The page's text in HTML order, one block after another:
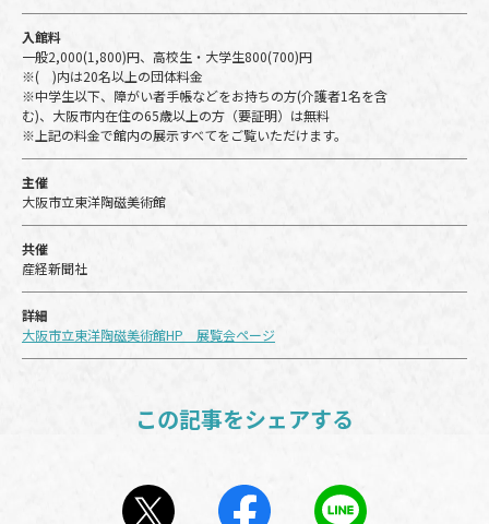
入館料
一般2,000(1,800)円、高校生・大学生800(700)円
※( )内は20名以上の団体料金
※中学生以下、障がい者手帳などをお持ちの方(介護者1名を含
む)、大阪市内在住の65歳以上の方（要証明）は無料
※上記の料金で館内の展示すべてをご覧いただけます。
主催
大阪市立東洋陶磁美術館
共催
産経新聞社
詳細
大阪市立東洋陶磁美術館HP 展覧会ページ
この記事をシェアする